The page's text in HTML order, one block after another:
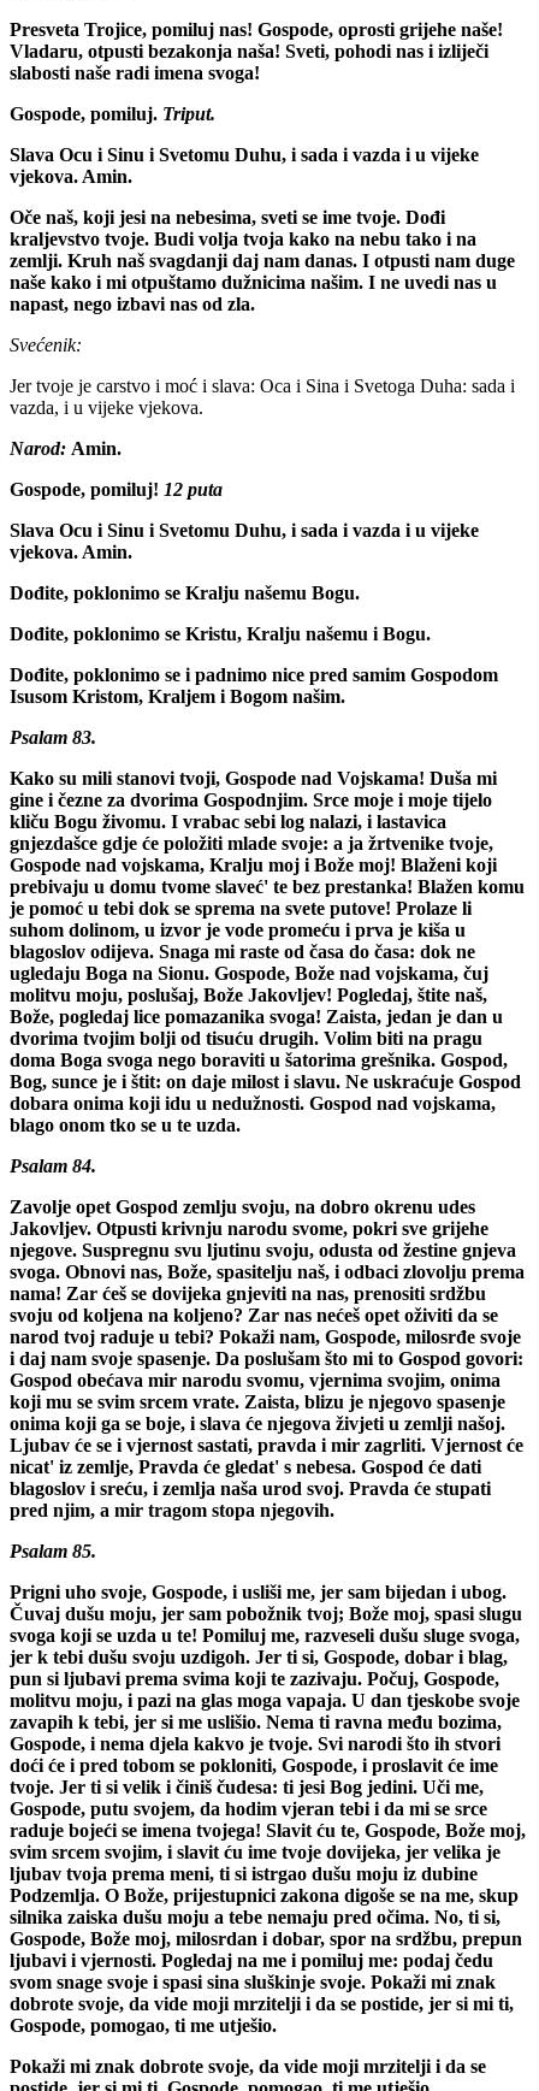
Presveta Trojice, pomiluj nas! Gospode, oprosti grijehe naše!
Vladaru, otpusti bezakonja naša! Sveti, pohodi nas i izliječi
slabosti naše radi imena svoga!
Gospode, pomiluj. Triput.
Slava Ocu i Sinu i Svetomu Duhu, i sada i vazda i u vijeke
vjekova. Amin.
Oče naš, koji jesi na nebesima, sveti se ime tvoje. Dođi
kraljevstvo tvoje. Budi volja tvoja kako na nebu tako i na
zemlji. Kruh naš svagdanji daj nam danas. I otpusti nam duge
naše kako i mi otpuštamo dužnicima našim. I ne uvedi nas u
napast, nego izbavi nas od zla.
Svećenik:
Jer tvoje je carstvo i moć i slava: Oca i Sina i Svetoga Duha: sada i
vazda, i u vijeke vjekova.
Narod: Amin.
Gospode, pomiluj! 12 puta
Slava Ocu i Sinu i Svetomu Duhu, i sada i vazda i u vijeke
vjekova. Amin.
Dođite, poklonimo se Kralju našemu Bogu.
Dođite, poklonimo se Kristu, Kralju našemu i Bogu.
Dođite, poklonimo se i padnimo nice pred samim Gospodom
Isusom Kristom, Kraljem i Bogom našim.
Psalam 83.
Kako su mili stanovi tvoji, Gospode nad Vojskama! Duša mi
gine i čezne za dvorima Gospodnjim. Srce moje i moje tijelo
kliču Bogu živomu. I vrabac sebi log nalazi, i lastavica
gnjezdašce gdje će položiti mlade svoje: a ja žrtvenike tvoje,
Gospode nad vojskama, Kralju moj i Bože moj! Blaženi koji
prebivaju u domu tvome slaveć' te bez prestanka! Blažen komu
je pomoć u tebi dok se sprema na svete putove! Prolaze li
suhom dolinom, u izvor je vode promeću i prva je kiša u
blagoslov odijeva. Snaga mi raste od časa do časa: dok ne
ugledaju Boga na Sionu. Gospode, Bože nad vojskama, čuj
molitvu moju, poslušaj, Bože Jakovljev! Pogledaj, štite naš,
Bože, pogledaj lice pomazanika svoga! Zaista, jedan je dan u
dvorima tvojim bolji od tisuću drugih. Volim biti na pragu
doma Boga svoga nego boraviti u šatorima grešnika. Gospod,
Bog, sunce je i štit: on daje milost i slavu. Ne uskraćuje Gospod
dobara onima koji idu u nedužnosti. Gospod nad vojskama,
blago onom tko se u te uzda.
Psalam 84.
Zavolje opet Gospod zemlju svoju, na dobro okrenu udes
Jakovljev. Otpusti krivnju narodu svome, pokri sve grijehe
njegove. Suspregnu svu ljutinu svoju, odusta od žestine gnjeva
svoga. Obnovi nas, Bože, spasitelju naš, i odbaci zlovolju prema
nama! Zar ćeš se dovijeka gnjeviti na nas, prenositi srdžbu
svoju od koljena na koljeno? Zar nas nećeš opet oživiti da se
narod tvoj raduje u tebi? Pokaži nam, Gospode, milosrđe svoje
i daj nam svoje spasenje. Da poslušam što mi to Gospod govori:
Gospod obećava mir narodu svomu, vjernima svojim, onima
koji mu se svim srcem vrate. Zaista, blizu je njegovo spasenje
onima koji ga se boje, i slava će njegova živjeti u zemlji našoj.
Ljubav će se i vjernost sastati, pravda i mir zagrliti. Vjernost će
nicat' iz zemlje, Pravda će gledat' s nebesa. Gospod će dati
blagoslov i sreću, i zemlja naša urod svoj. Pravda će stupati
pred njim, a mir tragom stopa njegovih.
Psalam 85.
Prigni uho svoje, Gospode, i usliši me, jer sam bijedan i ubog.
Čuvaj dušu moju, jer sam pobožnik tvoj; Bože moj, spasi slugu
svoga koji se uzda u te! Pomiluj me, razveseli dušu sluge svoga,
jer k tebi dušu svoju uzdigoh. Jer ti si, Gospode, dobar i blag,
pun si ljubavi prema svima koji te zazivaju. Počuj, Gospode,
molitvu moju, i pazi na glas moga vapaja. U dan tjeskobe svoje
zavapih k tebi, jer si me uslišio. Nema ti ravna među bozima,
Gospode, i nema djela kakvo je tvoje. Svi narodi što ih stvori
doći će i pred tobom se pokloniti, Gospode, i proslavit će ime
tvoje. Jer ti si velik i činiš čudesa: ti jesi Bog jedini. Uči me,
Gospode, putu svojem, da hodim vjeran tebi i da mi se srce
raduje bojeći se imena tvojega! Slavit ću te, Gospode, Bože moj,
svim srcem svojim, i slavit ću ime tvoje dovijeka, jer velika je
ljubav tvoja prema meni, ti si istrgao dušu moju iz dubine
Podzemlja. O Bože, prijestupnici zakona digoše se na me, skup
silnika zaiska dušu moju a tebe nemaju pred očima. No, ti si,
Gospode, Bože moj, milosrdan i dobar, spor na srdžbu, prepun
ljubavi i vjernosti. Pogledaj na me i pomiluj me: podaj čedu
svom snage svoje i spasi sina sluškinje svoje. Pokaži mi znak
dobrote svoje, da vide moji mrzitelji i da se postide, jer si mi ti,
Gospode, pomogao, ti me utješio.
Pokaži mi znak dobrote svoje, da vide moji mrzitelji i da se